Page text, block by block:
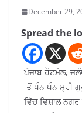
December 29,
Spread the
ਪੰਜਾਬ ਹੌਟਮੇਲ,
ਤੋਂ ਧੰਨ ਧੰਨ ਸ੍ਰੀ
ਵਿੱਚ ਵਿਸ਼ਾਲ